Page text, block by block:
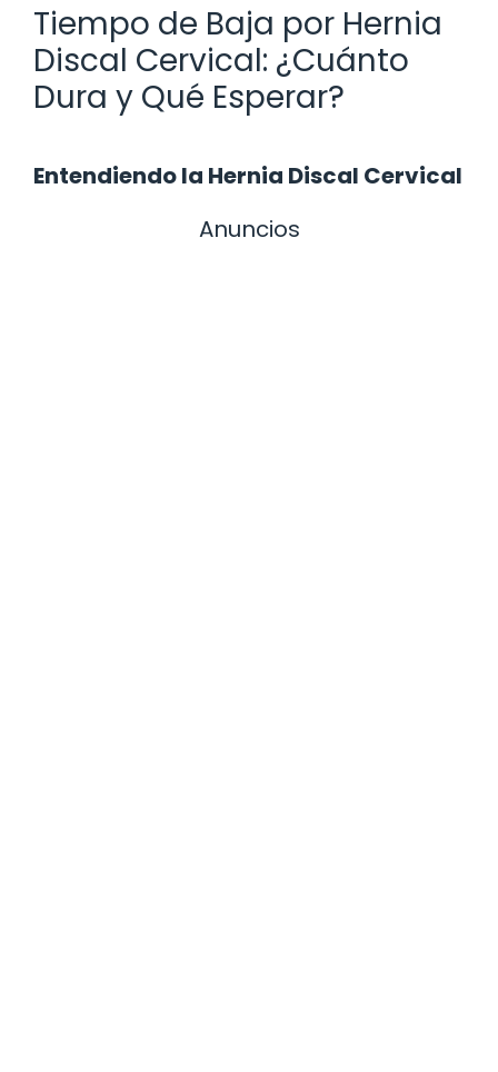
Tiempo de Baja por Hernia
Discal Cervical: ¿Cuánto
Dura y Qué Esperar?
Entendiendo la Hernia Discal Cervical
Anuncios